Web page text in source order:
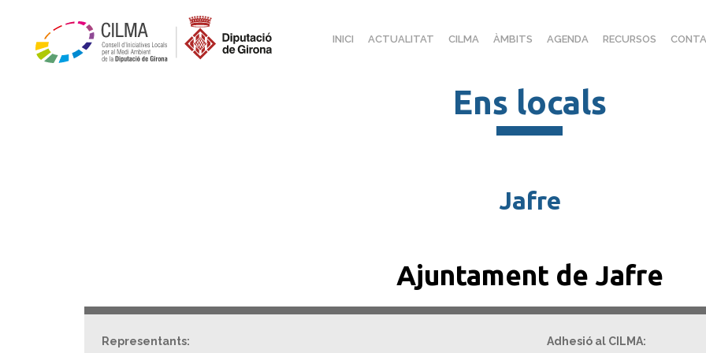
INICI ACTUALITAT CILMA ÀMBITS AGENDA RECURSOS
Ens locals
Jafre
Ajuntament de Jafre
Representants: Adhesió al CILMA: